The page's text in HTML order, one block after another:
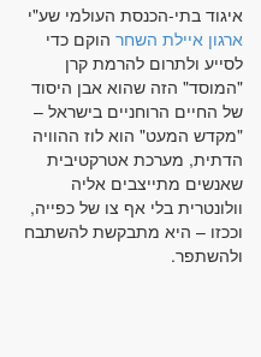
איגוד בתי-הכנסת העולמי שע"י
ארגון איילת השחר הוקם כדי
לסייע ולתרום להרמת קרן
"המוסד" הזה שהוא אבן היסוד
של החיים הרוחניים בישראל –
"מקדש המעט" הוא לוז ההוויה
הדתית, מערכת אטרקטיבית
שאנשים מתייצבים אליה
וולונטרית בלי אף צו של כפייה,
וככזו – היא מתבקשת להשתבח
ולהשתפר.